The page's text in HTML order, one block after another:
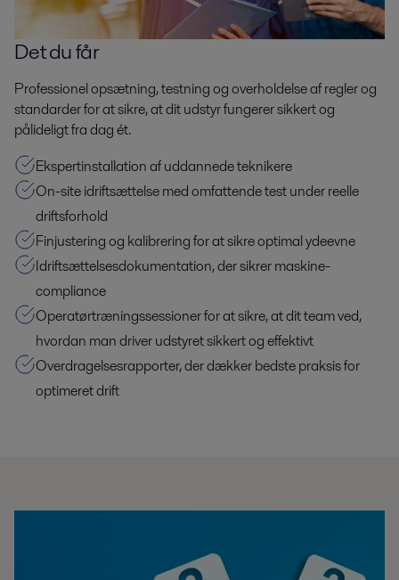
Det du får
Professionel opsætning, testning og overholdelse af regler og
standarder for at sikre, at dit udstyr fungerer sikkert og
pålideligt fra dag ét.
Ekspertinstallation af uddannede teknikere
On-site idriftsættelse med omfattende test under reelle
driftsforhold
Finjustering og kalibrering for at sikre optimal ydeevne
Idriftsættelsesdokumentation, der sikrer maskine-
compliance
Operatørtræningssessioner for at sikre, at dit team ved,
hvordan man driver udstyret sikkert og effektivt
Overdragelsesrapporter, der dækker bedste praksis for
optimeret drift